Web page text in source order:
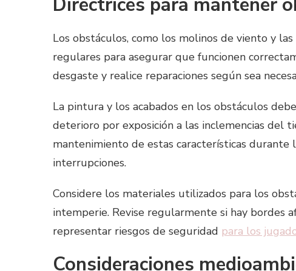
Los obstáculos, como los molinos de viento y
regulares para asegurar que funcionen
desgaste y realice reparaciones según sea
La pintura y los acabados en los obstáculos
deterioro por exposición a las inclemencias del
mantenimiento de estas características durante
interrupciones.
Considere los materiales utilizados para los
intemperie. Revise regularmente si hay bordes
representar riesgos de seguridad para los
Consideraciones